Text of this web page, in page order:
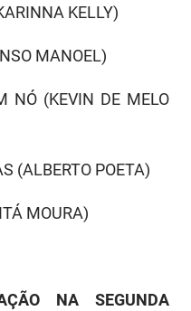
KELLY)
MANOEL)
NÓ (KEVIN DE MELO
(ALBERTO POETA)
MOURA)
NA SEGUNDA